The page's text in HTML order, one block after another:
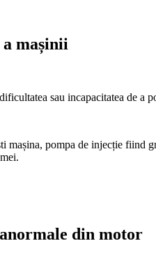
mașinii
sau incapacitatea de
mașina, pompa de injecție fiind
din motor